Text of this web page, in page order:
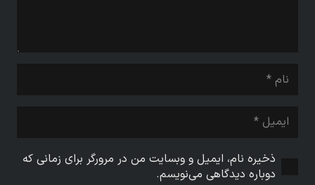
ذخیره نام، ایمیل و وبسایت من در مرورگر برای زمانی که
دوباره دیدگاهی می‌نویسم.